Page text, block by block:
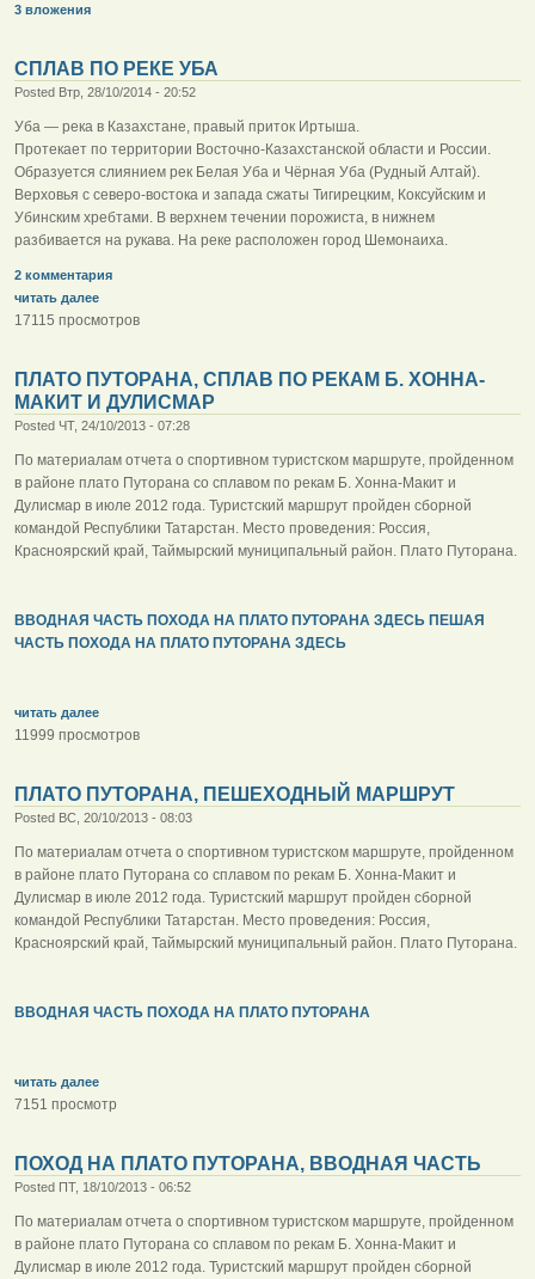
3 вложения
СПЛАВ ПО РЕКЕ УБА
Posted Втр, 28/10/2014 - 20:52
Уба — река в Казахстане, правый приток Иртыша.
Протекает по территории Восточно-Казахстанской области и России.
Образуется слиянием рек Белая Уба и Чёрная Уба (Рудный Алтай).
Верховья с северо-востока и запада сжаты Тигирецким, Коксуйским и
Убинским хребтами. В верхнем течении порожиста, в нижнем
разбивается на рукава. На реке расположен город Шемонаиха.
2 комментария
читать далее
17115 просмотров
ПЛАТО ПУТОРАНА, СПЛАВ ПО РЕКАМ Б. ХОННА-
МАКИТ И ДУЛИСМАР
Posted ЧТ, 24/10/2013 - 07:28
По материалам отчета о спортивном туристском маршруте, пройденном
в районе плато Путорана со сплавом по рекам Б. Хонна-Макит и
Дулисмар в июле 2012 года. Туристский маршрут пройден сборной
командой Республики Татарстан. Место проведения: Россия,
Красноярский край, Таймырский муниципальный район. Плато Путорана.
ВВОДНАЯ ЧАСТЬ ПОХОДА НА ПЛАТО ПУТОРАНА ЗДЕСЬ ПЕШАЯ
ЧАСТЬ ПОХОДА НА ПЛАТО ПУТОРАНА ЗДЕСЬ
читать далее
11999 просмотров
ПЛАТО ПУТОРАНА, ПЕШЕХОДНЫЙ МАРШРУТ
Posted ВС, 20/10/2013 - 08:03
По материалам отчета о спортивном туристском маршруте, пройденном
в районе плато Путорана со сплавом по рекам Б. Хонна-Макит и
Дулисмар в июле 2012 года. Туристский маршрут пройден сборной
командой Республики Татарстан. Место проведения: Россия,
Красноярский край, Таймырский муниципальный район. Плато Путорана.
ВВОДНАЯ ЧАСТЬ ПОХОДА НА ПЛАТО ПУТОРАНА
читать далее
7151 просмотр
ПОХОД НА ПЛАТО ПУТОРАНА, ВВОДНАЯ ЧАСТЬ
Posted ПТ, 18/10/2013 - 06:52
По материалам отчета о спортивном туристском маршруте, пройденном
в районе плато Путорана со сплавом по рекам Б. Хонна-Макит и
Дулисмар в июле 2012 года. Туристский маршрут пройден сборной